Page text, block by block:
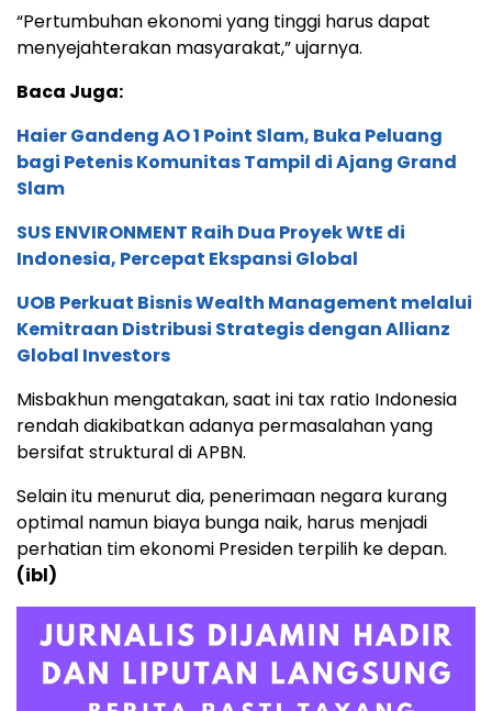
“Pertumbuhan ekonomi yang tinggi harus dapat
menyejahterakan masyarakat,” ujarnya.
Baca Juga:
Haier Gandeng AO 1 Point Slam, Buka Peluang
bagi Petenis Komunitas Tampil di Ajang Grand
Slam
SUS ENVIRONMENT Raih Dua Proyek WtE di
Indonesia, Percepat Ekspansi Global
UOB Perkuat Bisnis Wealth Management melalui
Kemitraan Distribusi Strategis dengan Allianz
Global Investors
Misbakhun mengatakan, saat ini tax ratio Indonesia
rendah diakibatkan adanya permasalahan yang
bersifat struktural di APBN.
Selain itu menurut dia, penerimaan negara kurang
optimal namun biaya bunga naik, harus menjadi
perhatian tim ekonomi Presiden terpilih ke depan.
(ibl)